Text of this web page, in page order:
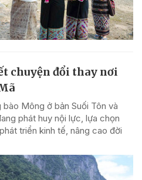
chuyện đổi thay nơi
Mông ở bản Suối Tôn và
phát huy nội lực, lựa chọn
triển kinh tế, nâng cao đời